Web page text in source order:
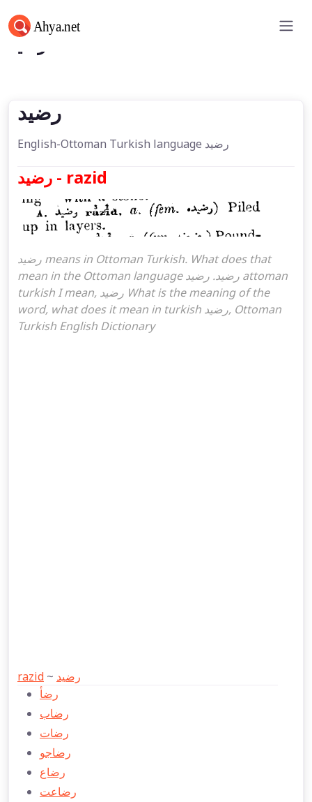
رضید
رضید
English-Ottoman Turkish language رضید
رضید - razid
رضید means in Ottoman Turkish. What does that
mean in the Ottoman language رضید. رضید attoman
turkish I mean, رضید What is the meaning of the
word, what does it mean in turkish رضید, Ottoman
Turkish English Dictionary
razid ~ رضید
رضأ
رضاب
رضات
رضاجو
رضاع
رضاعت